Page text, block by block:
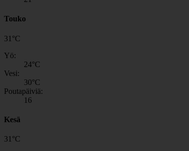
Touko
31 °C
Yö:
24°C
Vesi:
30°C
Poutapäiviä:
16
Kesä
31 °C